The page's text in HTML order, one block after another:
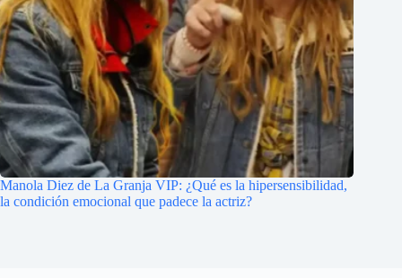
Manola Diez de La Granja VIP: ¿Qué es la hipersensibilidad,
la condición emocional que padece la actriz?